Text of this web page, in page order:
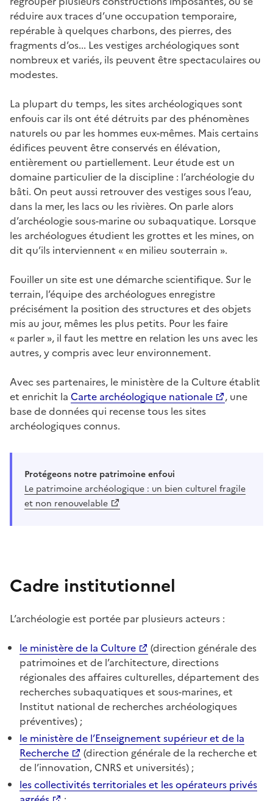
réduire aux traces d’une occupation temporaire,
repérable à quelques charbons, des pierres, des
fragments d’os... Les vestiges archéologiques sont
nombreux et variés, ils peuvent être spectaculaires ou
modestes.
La plupart du temps, les sites archéologiques sont
enfouis car ils ont été détruits par des phénomènes
naturels ou par les hommes eux-mêmes. Mais certains
édifices peuvent être conservés en élévation,
entièrement ou partiellement. Leur étude est un
domaine particulier de la discipline : l’archéologie du
bâti. On peut aussi retrouver des vestiges sous l’eau,
dans la mer, les lacs ou les rivières. On parle alors
d’archéologie sous-marine ou subaquatique. Lorsque
les archéologues étudient les grottes et les mines, on
dit qu’ils interviennent « en milieu souterrain ».
Fouiller un site est une démarche scientifique. Sur le
terrain, l’équipe des archéologues enregistre
précisément la position des structures et des objets
mis au jour, mêmes les plus petits. Pour les faire
« parler », il faut les mettre en relation les uns avec les
autres, y compris avec leur environnement.
Avec ses partenaires, le ministère de la Culture établit
et enrichit la Carte archéologique nationale
, une
base de données qui recense tous les sites
archéologiques connus.
Protégeons notre patrimoine enfoui
Le patrimoine archéologique : un bien culturel fragile
et non renouvelable
Cadre institutionnel
L’archéologie est portée par plusieurs acteurs :
le ministère de la Culture
(direction générale des
patrimoines et de l’architecture, directions
régionales des affaires culturelles, département des
recherches subaquatiques et sous-marines, et
Institut national de recherches archéologiques
préventives) ;
le ministère de l’Enseignement supérieur et de la
Recherche
(direction générale de la recherche et
de l’innovation, CNRS et universités) ;
les collectivités territoriales et les opérateurs privés